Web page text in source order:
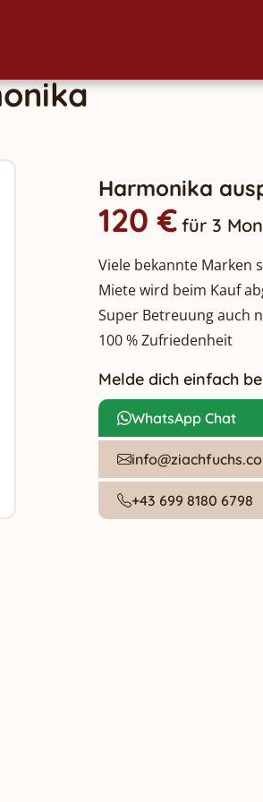
Harmonika
120 € für 3
Viele bekannte Marken
Miete wird beim Kauf
Super Betreuung auch
100 % Zufriedenheit
Melde dich einfach
WhatsApp Chat
+43 699 8180 6798